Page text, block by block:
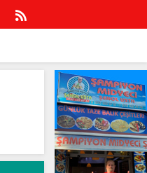
ziyaret